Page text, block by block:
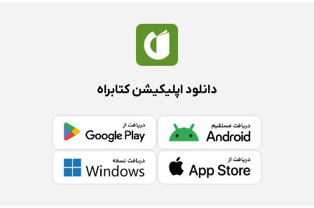
دانلود اپلیکیشن کتابراه